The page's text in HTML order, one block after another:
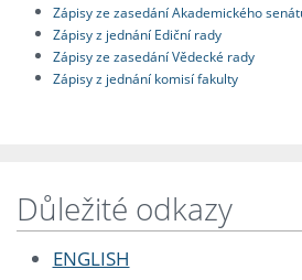
Zápisy ze zasedání Akademického
Zápisy z jednání Ediční rady
Zápisy ze zasedání Vědecké rady
Zápisy z jednání komisí fakulty
Důležité odkazy
ENGLISH